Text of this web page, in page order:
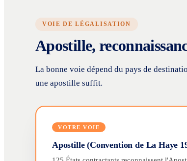
VOIE DE LÉGALISATION
Apostille,
La bonne voie dépend du pays de
une apostille suffit.
VOTRE VOIE
Apostille (Convention de La Haye